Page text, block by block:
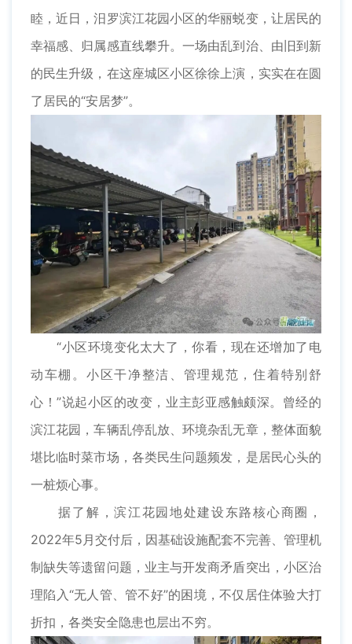
睦，近日，汨罗滨江花园小区的华丽蜕变，让居民的
幸福感、归属感直线攀升。一场由乱到治、由旧到新
的民生升级，在这座城区小区徐徐上演，实实在在圆
了居民的“安居梦”。
“小区环境变化太大了，你看，现在还增加了电
动车棚。小区干净整洁、管理规范，住着特别舒
心！”说起小区的改变，业主彭亚感触颇深。曾经的
滨江花园，车辆乱停乱放、环境杂乱无章，整体面貌
堪比临时菜市场，各类民生问题频发，是居民心头的
一桩烦心事。
据了解，滨江花园地处建设东路核心商圈，
2022年5月交付后，因基础设施配套不完善、管理机
制缺失等遗留问题，业主与开发商矛盾突出，小区治
理陷入“无人管、管不好”的困境，不仅居住体验大打
折扣，各类安全隐患也层出不穷。